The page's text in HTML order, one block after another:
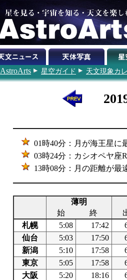
AstroArts 星空ガイド 天文現象カ
01時40分：月が海王星に
03時24分：カシオペヤ座
13時08分：月の距離が最
薄明
始
終
札幌
5:08 17:42
仙台
5:03 17:50
新潟
5:10 17:58
東京
5:05 17:58
大阪
5:20 18:16